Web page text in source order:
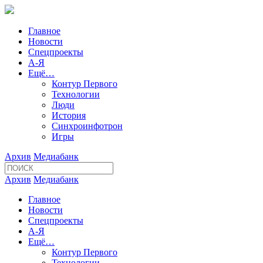
Главное
Новости
Спецпроекты
А-Я
Ещё…
Контур Первого
Технологии
Люди
История
Синхроинфотрон
Игры
Архив Медиабанк
Архив Медиабанк
Главное
Новости
Спецпроекты
А-Я
Ещё…
Контур Первого